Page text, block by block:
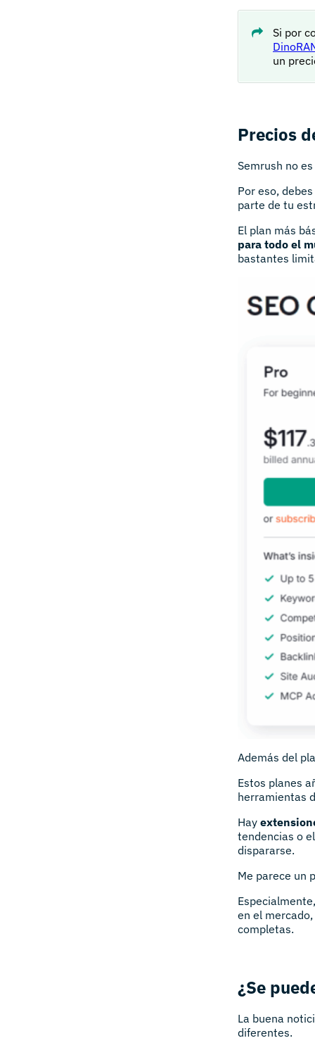
Si por
un
Precios
Semrush no
Por eso,
parte de tu
El plan más
para todo el
bastantes
Además del
Estos planes
herramientas
Hay
tendencias o
dispararse.
Me parece un
en el
completas.
¿Se
La buena
diferentes.